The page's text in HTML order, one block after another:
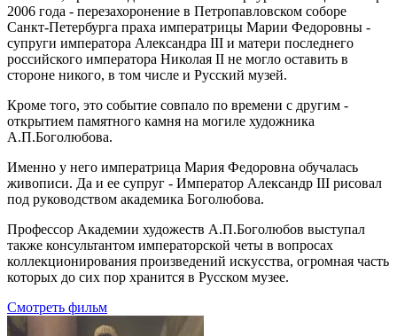
2006 года - перезахоронение в Петропавловском соборе
Санкт-Петербурга праха императрицы Марии Федоровны -
супруги императора Александра III и матери последнего
российского императора Николая II не могло оставить в
стороне никого, в том числе и Русский музей.
Кроме того, это событие совпало по времени с другим -
открытием памятного камня на могиле художника
А.П.Боголюбова.
Именно у него императрица Мария Федоровна обучалась
живописи. Да и ее супруг - Император Александр III рисовал
под руководством академика Боголюбова.
Профессор Академии художеств А.П.Боголюбов выступал
также консультантом императорской четы в вопросах
коллекционирования произведений искусства, огромная часть
которых до сих пор хранится в Русском музее.
Смотреть фильм